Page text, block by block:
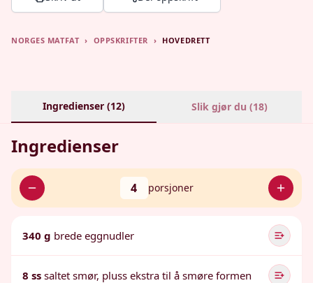
NORGES MATFAT › OPPSKRIFTER › HOVEDRETT
Ingredienser (12) Slik gjør du (18)
Ingredienser
4 porsjoner
340 g brede eggnudler
8 ss saltet smør, pluss ekstra til å smøre formen